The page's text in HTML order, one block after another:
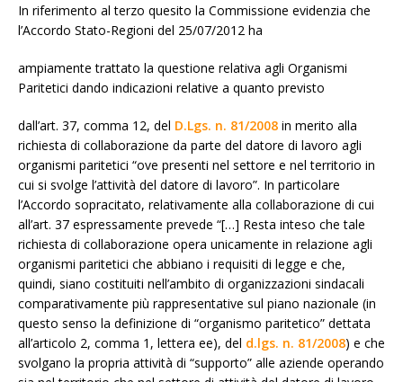
In riferimento al terzo quesito la Commissione evidenzia che
l’Accordo Stato-Regioni del 25/07/2012 ha
ampiamente trattato la questione relativa agli Organismi
Paritetici dando indicazioni relative a quanto previsto
dall’art. 37, comma 12, del D.Lgs. n. 81/2008 in merito alla
richiesta di collaborazione da parte del datore di lavoro agli
organismi paritetici “ove presenti nel settore e nel territorio in
cui si svolge l’attività del datore di lavoro”. In particolare
l’Accordo sopracitato, relativamente alla collaborazione di cui
all’art. 37 espressamente prevede “[…] Resta inteso che tale
richiesta di collaborazione opera unicamente in relazione agli
organismi paritetici che abbiano i requisiti di legge e che,
quindi, siano costituiti nell’ambito di organizzazioni sindacali
comparativamente più rappresentative sul piano nazionale (in
questo senso la definizione di “organismo paritetico” dettata
all’articolo 2, comma 1, lettera ee), del d.lgs. n. 81/2008) e che
svolgano la propria attività di “supporto” alle aziende operando